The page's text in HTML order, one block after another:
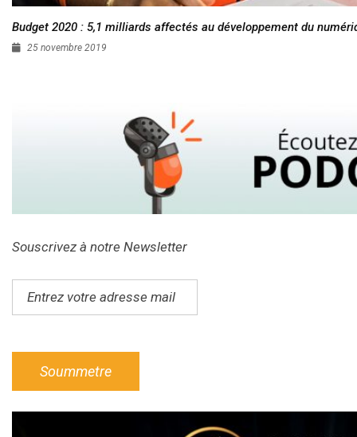
Budget 2020 : 5,1 milliards affectés au développement du
25 novembre 2019
Souscrivez à notre Newsletter